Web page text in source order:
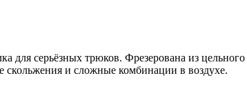
для серьёзных трюков. Фрезерована из
скольжения и сложные комбинации в воздухе.